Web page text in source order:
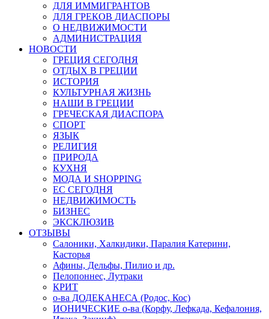
ДЛЯ ИММИГРАНТОВ
ДЛЯ ГРЕКОВ ДИАСПОРЫ
О НЕДВИЖИМОСТИ
АДМИНИСТРАЦИЯ
НОВОСТИ
ГРЕЦИЯ СЕГОДНЯ
ОТДЫХ В ГРЕЦИИ
ИСТОРИЯ
КУЛЬТУРНАЯ ЖИЗНЬ
НАШИ В ГРЕЦИИ
ГРЕЧЕСКАЯ ДИАСПОРА
СПОРТ
ЯЗЫК
РЕЛИГИЯ
ПРИРОДА
КУХНЯ
МОДА И SHOPPING
ЕС СЕГОДНЯ
НЕДВИЖИМОСТЬ
БИЗНЕС
ЭКСКЛЮЗИВ
ОТЗЫВЫ
Салоники, Халкидики, Паралия Катерини,
Касторья
Афины, Дельфы, Пилио и др.
Пелопоннес, Лутраки
КРИТ
о-ва ДОДЕКАНЕСА (Родос, Кос)
ИОНИЧЕСКИЕ о-ва (Корфу, Лефкада, Кефалония,